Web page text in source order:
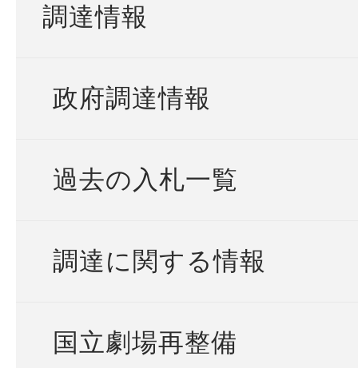
調達情報
政府調達情報
過去の入札一覧
調達に関する情報
国立劇場再整備